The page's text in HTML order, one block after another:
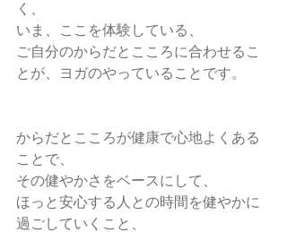
く、
いま、ここを体験している、
ご自分のからだとこころに合わせるこ
とが、ヨガのやっていることです。
からだとこころが健康で心地よくある
ことで、
その健やかさをベースにして、
ほっと安心する人との時間を健やかに
過ごしていくこと、